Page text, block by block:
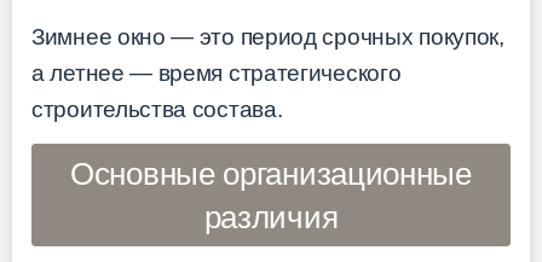
Зимнее окно — это период срочных покупок,
а летнее — время стратегического
строительства состава.
Основные организационные
различия